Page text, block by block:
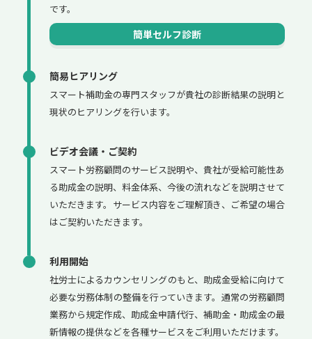
です。
簡単セルフ診断
簡易ヒアリング
スマート補助金の専門スタッフが貴社の診断結果の説明と
現状のヒアリングを行います。
ビデオ会議・ご契約
スマート労務顧問のサービス説明や、貴社が受給可能性あ
る助成金の説明、料金体系、今後の流れなどを説明させて
いただきます。サービス内容をご理解頂き、ご希望の場合
はご契約いただきます。
利用開始
社労士によるカウンセリングのもと、助成金受給に向けて
必要な労務体制の整備を行っていきます。通常の労務顧問
業務から規定作成、助成金申請代行、補助金・助成金の最
新情報の提供などを各種サービスをご利用いただけます。